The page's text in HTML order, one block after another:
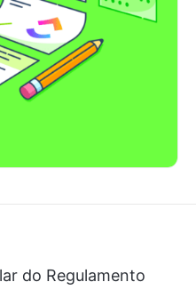
do Regulamento